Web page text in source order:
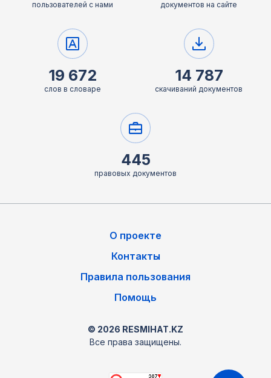
пользователей с нами документов на сайте
19 672
слов в словаре
14 787
скачиваний документов
445
правовых документов
О проекте
Контакты
Правила пользования
Помощь
© 2026 RESMIHAT.KZ
Все права защищены.